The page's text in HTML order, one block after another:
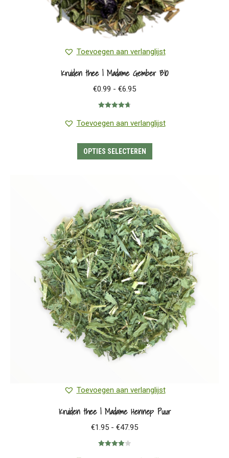
Toevoegen aan verlanglijst
Kruiden thee | Madame Gember BIO
€0.99 - €6.95Prijsklasse:
€6.95
4.71uit 5
Toevoegen aan verlanglijst
OPTIES SELECTEREN
Deze
optie
kan
gekozen
worden
op
de
productpagina
Toevoegen aan verlanglijst
Kruiden thee | Madame Hennep Puur
€1.95 - €47.95Prijsklasse: